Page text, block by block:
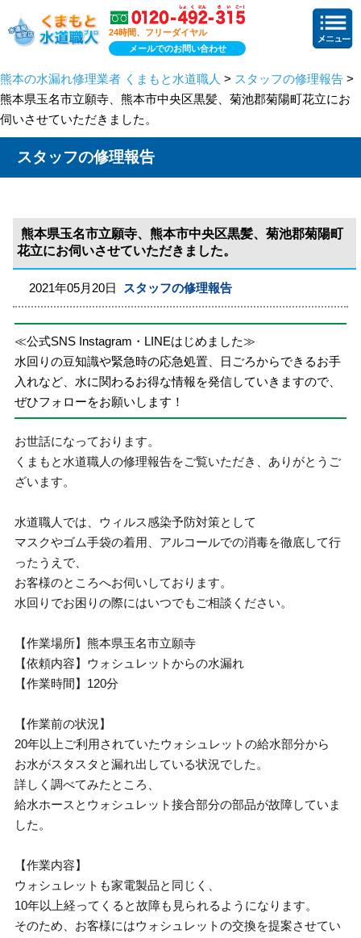
24時間、フリーダイヤル
メールでのお問い合わせ
熊本の水漏れ修理業者 くまもと水道職人 > スタッフの修理報告 >
熊本県玉名市立願寺、熊本市中央区黒髪、菊池郡菊陽町花立にお
伺いさせていただきました。
スタッフの修理報告
熊本県玉名市立願寺、熊本市中央区黒髪、菊池郡菊陽町
花立にお伺いさせていただきました。
2021年05月20日 スタッフの修理報告
≪公式SNS Instagram・LINEはじめました≫
水回りの豆知識や緊急時の応急処置、日ごろからできるお手
入れなど、水に関わるお得な情報を発信していきますので、
ぜひフォローをお願いします！
お世話になっております。
くまもと水道職人の修理報告をご覧いただき、ありがとうご
ざいます。
水道職人では、ウィルス感染予防対策として
マスクやゴム手袋の着用、アルコールでの消毒を徹底して行
ったうえで、
お客様のところへお伺いしております。
水回りでお困りの際にはいつでもご相談ください。
【作業場所】熊本県玉名市立願寺
【依頼内容】ウォシュレットからの水漏れ
【作業時間】120分
【作業前の状況】
20年以上ご利用されていたウォシュレットの給水部分から
お水がスタスタと漏れ出している状況でした。
詳しく調べてみたところ、
給水ホースとウォシュレット接合部分の部品が故障していま
した。
【作業内容】
ウォシュレットも家電製品と同じく、
10年以上経ってくると故障も見られるようになります。
そのため、お客様にはウォシュレットの交換を提案させてい